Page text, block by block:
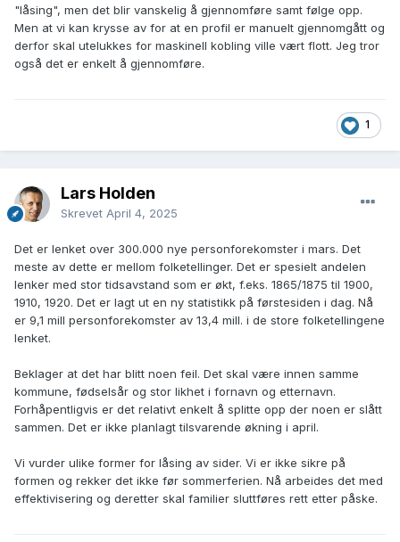
"låsing", men det blir vanskelig å gjennomføre samt følge opp.
Men at vi kan krysse av for at en profil er manuelt gjennomgått og
derfor skal utelukkes for maskinell kobling ville vært flott. Jeg tror
også det er enkelt å gjennomføre.
1
Lars Holden
Skrevet April 4, 2025
Det er lenket over 300.000 nye personforekomster i mars. Det
meste av dette er mellom folketellinger. Det er spesielt andelen
lenker med stor tidsavstand som er økt, f.eks. 1865/1875 til 1900,
1910, 1920. Det er lagt ut en ny statistikk på førstesiden i dag. Nå
er 9,1 mill personforekomster av 13,4 mill. i de store folketellingene
lenket.
Beklager at det har blitt noen feil. Det skal være innen samme
kommune, fødselsår og stor likhet i fornavn og etternavn.
Forhåpentligvis er det relativt enkelt å splitte opp der noen er slått
sammen. Det er ikke planlagt tilsvarende økning i april.
Vi vurder ulike former for låsing av sider. Vi er ikke sikre på
formen og rekker det ikke før sommerferien. Nå arbeides det med
effektivisering og deretter skal familier sluttføres rett etter påske.